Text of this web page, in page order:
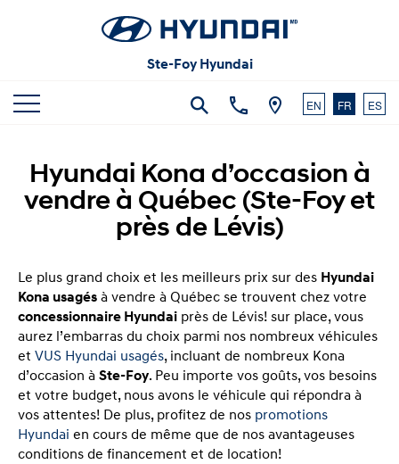
Ste-Foy Hyundai
EN FR ES
Hyundai Kona d’occasion à
vendre à Québec (Ste-Foy et
près de Lévis)
Le plus grand choix et les meilleurs prix sur des Hyundai
Kona usagés à vendre à Québec se trouvent chez votre
concessionnaire Hyundai près de Lévis! sur place, vous
aurez l’embarras du choix parmi nos nombreux véhicules
et VUS Hyundai usagés, incluant de nombreux Kona
d’occasion à Ste-Foy. Peu importe vos goûts, vos besoins
et votre budget, nous avons le véhicule qui répondra à
vos attentes! De plus, profitez de nos promotions
Hyundai en cours de même que de nos avantageuses
conditions de financement et de location!